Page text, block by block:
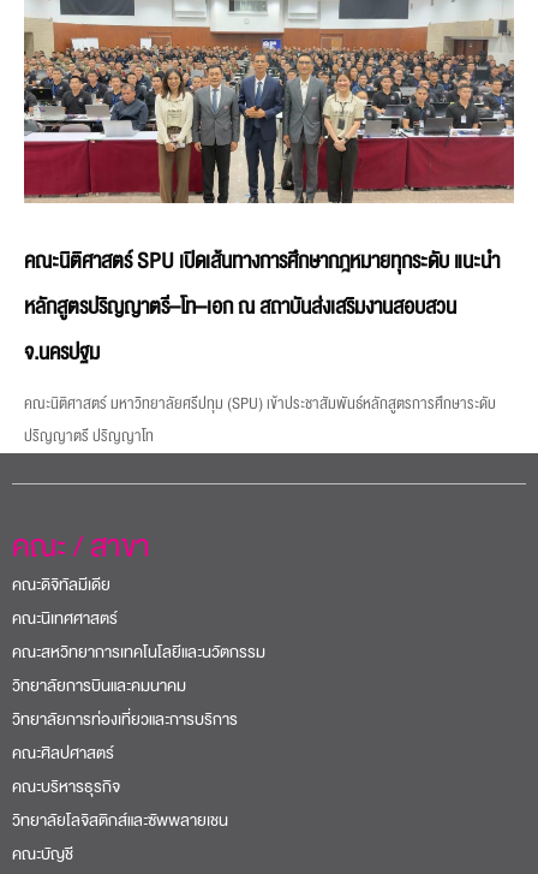
คณะนิติศาสตร์ SPU เปิดเส้นทางการศึกษากฎหมายทุกระดับ แนะนำ
หลักสูตรปริญญาตรี–โท–เอก ณ สถาบันส่งเสริมงานสอบสวน
จ.นครปฐม
คณะนิติศาสตร์ มหาวิทยาลัยศรีปทุม (SPU) เข้าประชาสัมพันธ์หลักสูตรการศึกษาระดับ
ปริญญาตรี ปริญญาโท
คณะ / สาขา
คณะดิจิทัลมีเดีย
คณะนิเทศศาสตร์
คณะสหวิทยาการเทคโนโลยีและนวัตกรรม
วิทยาลัยการบินและคมนาคม
วิทยาลัยการท่องเที่ยวและการบริการ
คณะศิลปศาสตร์
คณะบริหารธุรกิจ
วิทยาลัยโลจิสติกส์และซัพพลายเชน
คณะบัญชี